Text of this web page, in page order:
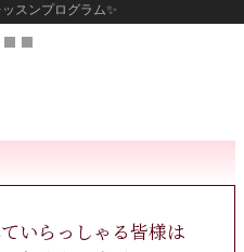
スンプログラム✨
いらっしゃる皆様は